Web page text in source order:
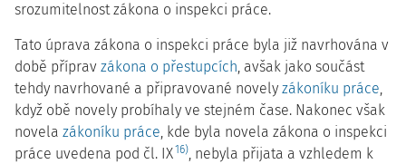
srozumitelnost zákona o inspekci práce.
Tato úprava zákona o inspekci práce byla již navrhována v
době příprav zákona o přestupcích, avšak jako součást
tehdy navrhované a připravované novely zákoníku práce,
když obě novely probíhaly ve stejném čase. Nakonec však
novela zákoníku práce, kde byla novela zákona o inspekci
práce uvedena pod čl. IX16), nebyla přijata a vzhledem k